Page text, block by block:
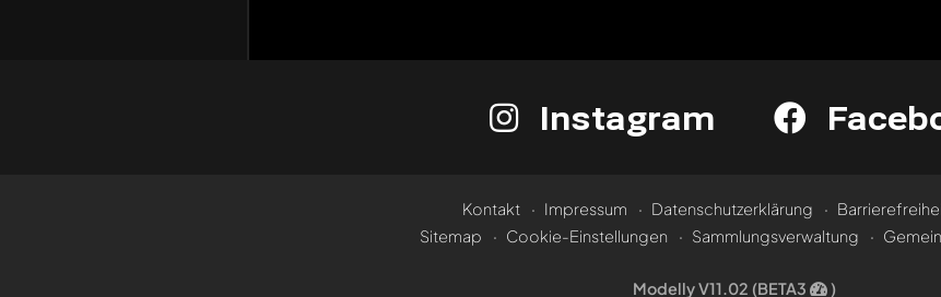
Instagram
Kontakt Impressum Datenschutzerklärung
Sitemap
Cookie-Einstellungen Sammlungsverwaltung
Modelly V11.02 (BETA3 )